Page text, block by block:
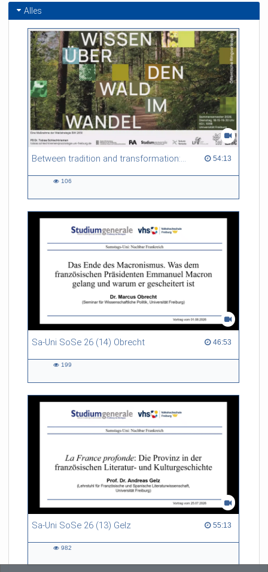
Alles
Between tradition and transformation: how owners, advisers and institutions co-create knowledge for resilient forests in Europe 54:13
54:13 duration
106
Sa-Uni SoSe 26 (14) Obrecht 46:53
46:53 duration
199
Sa-Uni SoSe 26 (13) Gelz 55:13
55:13 duration
982